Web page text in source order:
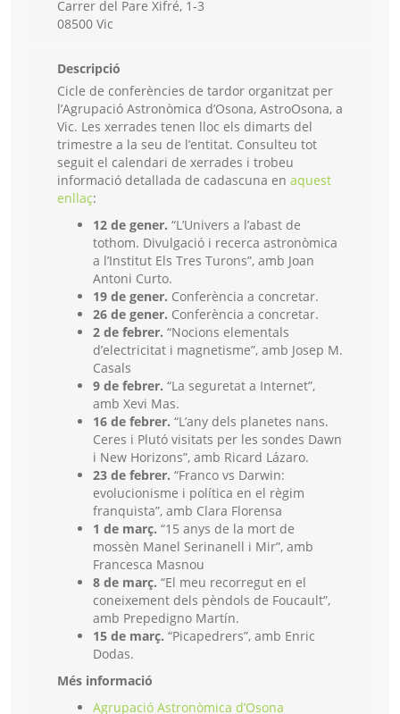
Carrer del Pare Xifré, 1-3
08500 Vic
Descripció
Cicle de conferències de tardor organitzat per
l’Agrupació Astronòmica d’Osona, AstroOsona, a
Vic. Les xerrades tenen lloc els dimarts del
trimestre a la seu de l’entitat. Consulteu tot
seguit el calendari de xerrades i trobeu
informació detallada de cadascuna en aquest
enllaç:
12 de gener. “L’Univers a l’abast de
tothom. Divulgació i recerca astronòmica
a l’Institut Els Tres Turons”, amb Joan
Antoni Curto.
19 de gener. Conferència a concretar.
26 de gener. Conferència a concretar.
2 de febrer. “Nocions elementals
d’electricitat i magnetisme”, amb Josep M.
Casals
9 de febrer. “La seguretat a Internet”,
amb Xevi Mas.
16 de febrer. “L’any dels planetes nans.
Ceres i Plutó visitats per les sondes Dawn
i New Horizons”, amb Ricard Lázaro.
23 de febrer. “Franco vs Darwin:
evolucionisme i política en el règim
franquista”, amb Clara Florensa
1 de març. “15 anys de la mort de
mossèn Manel Serinanell i Mir”, amb
Francesca Masnou
8 de març. “El meu recorregut en el
coneixement dels pèndols de Foucault”,
amb Prepedigno Martín.
15 de març. “Picapedrers”, amb Enric
Dodas.
Més informació
Agrupació Astronòmica d’Osona